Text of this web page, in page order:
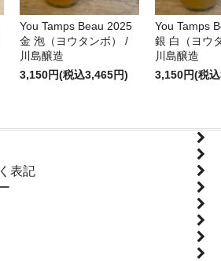
You Tamps Beau 2025
金 泡（ヨウタンボ） /
川島醸造
3,150円(税込3,465円)
You Tamps
銀 白（ヨ
川島醸造
3,150円(税
表記